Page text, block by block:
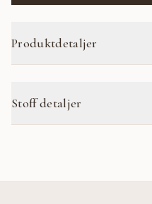
Produktdetaljer
Stoff detaljer